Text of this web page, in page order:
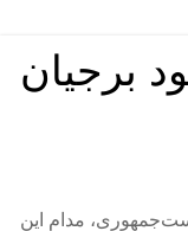
برجیان
مدام این